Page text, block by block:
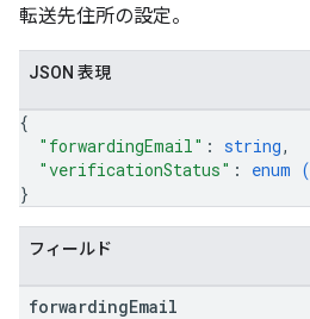
転送先住所の設定。
JSON 表現
{
"forwardingEmail" : string,
"verificationStatus" : enum (
}
フィールド
forwardingEmail